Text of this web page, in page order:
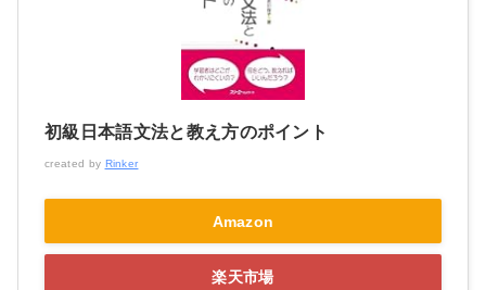
初級日本語文法と教え方のポイント
created by Rinker
Amazon
楽天市場